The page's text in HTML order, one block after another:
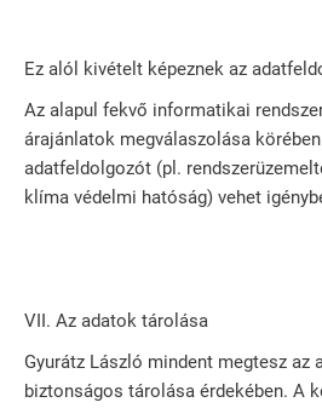
Ez alól kivételt képeznek az
Az alapul fekvő informatikai
árajánlatok megválaszolása
adatfeldolgozót (pl.
klíma védelmi hatóság) vehet
VII. Az adatok tárolása
Gyurátz László mindent megtesz az
biztonságos tárolása érdekében. A